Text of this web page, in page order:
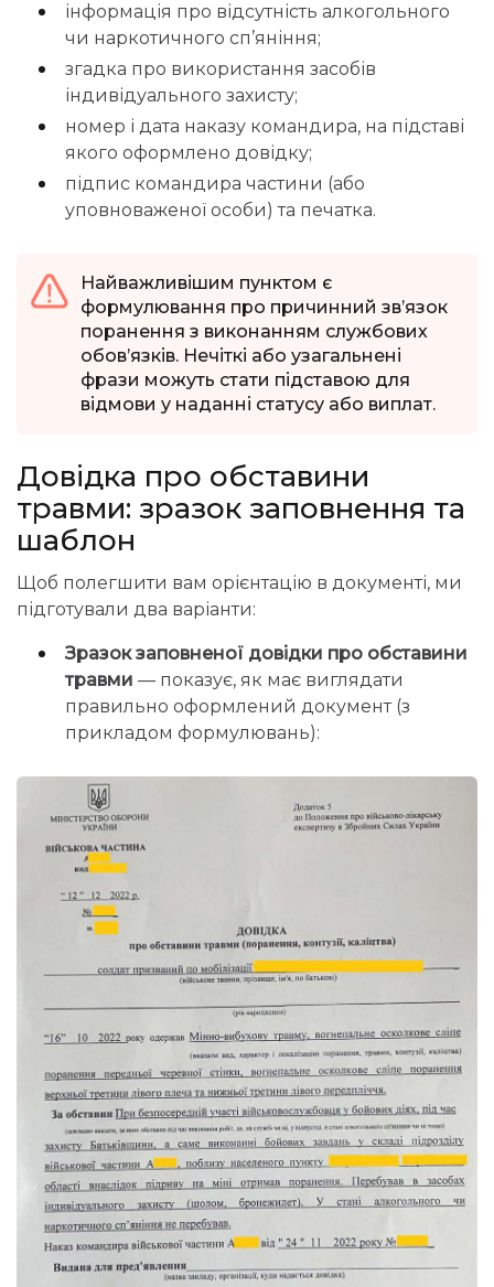
інформація про відсутність алкогольного
чи наркотичного сп’яніння;
згадка про використання засобів
індивідуального захисту;
номер і дата наказу командира, на підставі
якого оформлено довідку;
підпис командира частини (або
уповноваженої особи) та печатка.
Найважливішим пунктом є
формулювання про причинний зв’язок
поранення з виконанням службових
обов’язків. Нечіткі або узагальнені
фрази можуть стати підставою для
відмови у наданні статусу або виплат.
Довідка про обставини
травми: зразок заповнення та
шаблон
Щоб полегшити вам орієнтацію в документі, ми
підготували два варіанти:
Зразок заповненої довідки про обставини
травми — показує, як має виглядати
правильно оформлений документ (з
прикладом формулювань):